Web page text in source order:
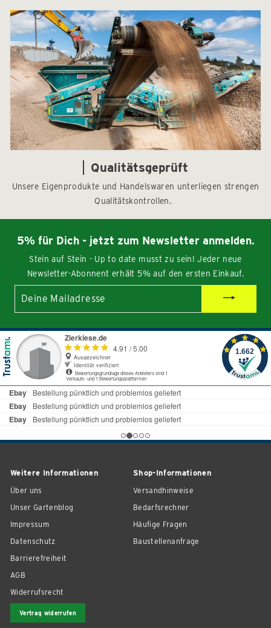
Qualitätsgeprüft
Unsere Eigenprodukte und Handelswaren unterliegen strengen
Qualitätskontrollen.
5% für Dich - jetzt zum Newsletter anmelden.
Stein auf Stein - Up to date musst zu sein! Jeder neue
Newsletter-Abonnent erhält 5% auf den ersten Einkauf.
Deine
Weitere Informationen
Über uns
Unser Gartenblog
Impressum
Datenschutz
Barrierefreiheit
AGB
Widerrufsrecht
Vertrag widerrufen
Shop-Informationen
Versandhinweise
Bedarfsrechner
Häufige Fragen
Baustellenanfrage